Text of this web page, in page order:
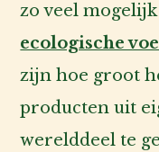
zo veel
ecologische
zijn hoe groot
producten uit
werelddeel te